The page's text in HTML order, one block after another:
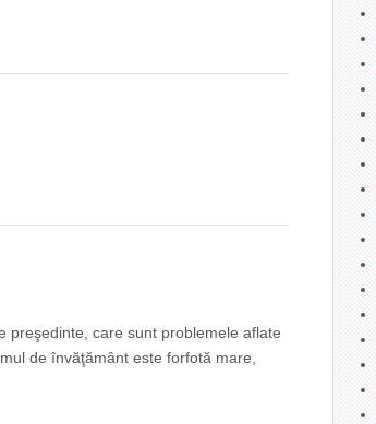
preşedinte, care sunt problemele aflate
de învăţământ este forfotă mare,